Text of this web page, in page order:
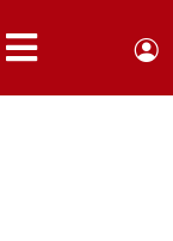
Portuguese,
English